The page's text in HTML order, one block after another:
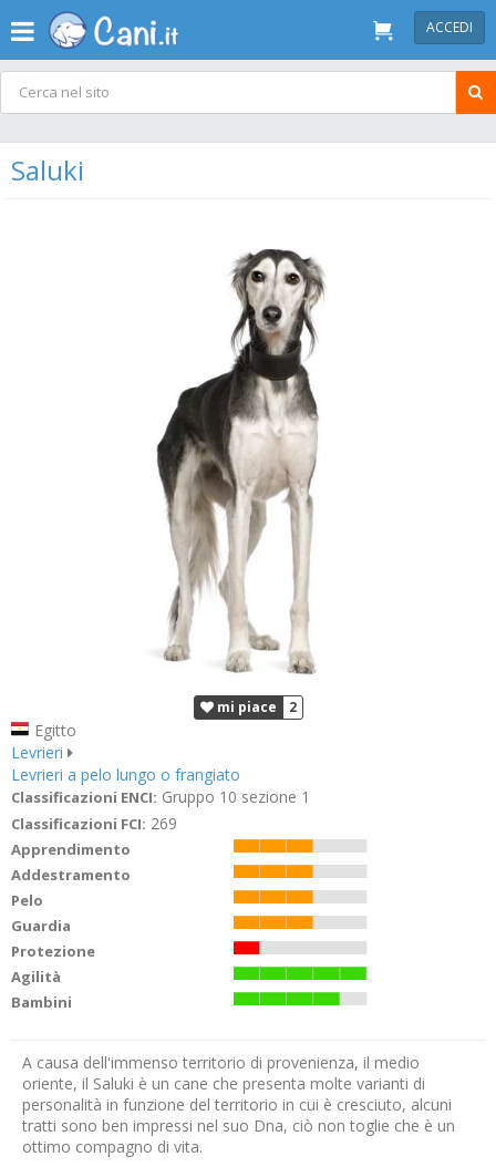
ACCEDI
Saluki
mi piace 2
Egitto
Levrieri
Levrieri a pelo lungo o frangiato
Classificazioni ENCI: Gruppo 10 sezione 1
Classificazioni FCI: 269
Apprendimento
Addestramento
Pelo
Guardia
Protezione
Agilità
Bambini
A causa dell'immenso territorio di provenienza, il medio
oriente, il Saluki è un cane che presenta molte varianti di
personalità in funzione del territorio in cui è cresciuto, alcuni
tratti sono ben impressi nel suo Dna, ciò non toglie che è un
ottimo compagno di vita.